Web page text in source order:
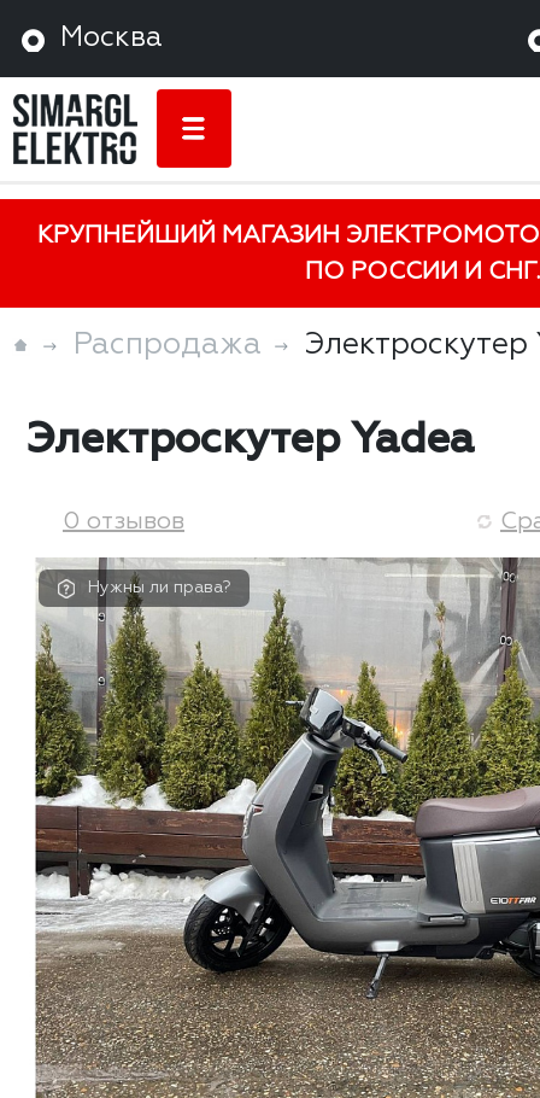
Москва
КРУПНЕЙШИЙ МАГАЗИН
ПО РОССИИ И СНГ.
Распродажа Электроскутер
Электроскутер Yadea
0 отзывов
Нужны ли права?